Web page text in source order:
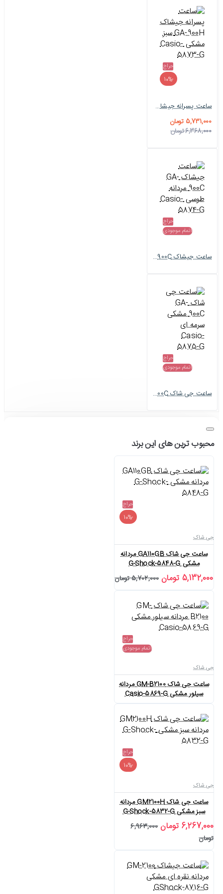
حراج
-10%
ساعت پسرانه جیشاک GA-900H سبز مشکی Casio-5873-G
5,731,000 تومان
6,368,000 تومان
حراج
اتمام موجودی
ساعت جیشاک GA-900C مردانه طوسی Casio-5874-G
حراج
اتمام موجودی
ساعت جی شاک GA-900C مشکی سرمه ای Casio-5875-G
محبوب ترین های این برند
حراج
-10%
جی شاک
ساعت جی شاک GA110GB مردانه
مشکی G-Shock-5848-G
5,132,000 تومان 5,702,000 تومان
حراج
اتمام موجودی
جی شاک
ساعت جی شاک GM-B2100 مردانه
سیلور مشکی Casio-5869-G
حراج
-10%
جی شاک
ساعت جی شاک GM2100H مردانه
سبز مشکی G-Shock-5832-G
6,267,000 تومان
6,963,000
تومان